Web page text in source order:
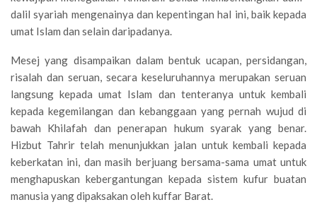
dalil syariah mengenainya dan kepentingan hal ini, baik kepada
umat Islam dan selain daripadanya.
Mesej yang disampaikan dalam bentuk ucapan, persidangan,
risalah dan seruan, secara keseluruhannya merupakan seruan
langsung kepada umat Islam dan tenteranya untuk kembali
kepada kegemilangan dan kebanggaan yang pernah wujud di
bawah Khilafah dan penerapan hukum syarak yang benar.
Hizbut Tahrir telah menunjukkan jalan untuk kembali kepada
keberkatan ini, dan masih berjuang bersama-sama umat untuk
menghapuskan kebergantungan kepada sistem kufur buatan
manusia yang dipaksakan oleh kuffar Barat.